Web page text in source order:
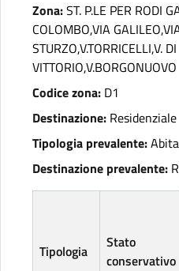
Zona:ST. P.LE PER RODI
COLOMBO,VIA
STURZO,V.TORRICELLI,V. DI
VITTORIO,V.BORGONUOVO
Codice zona: D1
Destinazione: Residenziale
Tipologia prevalente:
Destinazione prevalente:
Tipologia
Stato
conservativo